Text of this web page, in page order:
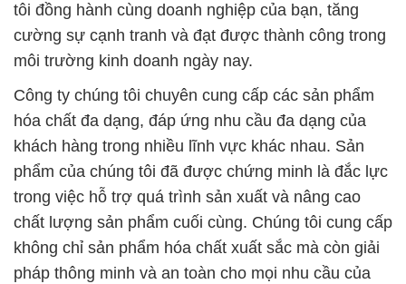
tôi đồng hành cùng doanh nghiệp của bạn, tăng
cường sự cạnh tranh và đạt được thành công trong
môi trường kinh doanh ngày nay.
Công ty chúng tôi chuyên cung cấp các sản phẩm
hóa chất đa dạng, đáp ứng nhu cầu đa dạng của
khách hàng trong nhiều lĩnh vực khác nhau. Sản
phẩm của chúng tôi đã được chứng minh là đắc lực
trong việc hỗ trợ quá trình sản xuất và nâng cao
chất lượng sản phẩm cuối cùng. Chúng tôi cung cấp
không chỉ sản phẩm hóa chất xuất sắc mà còn giải
pháp thông minh và an toàn cho mọi nhu cầu của